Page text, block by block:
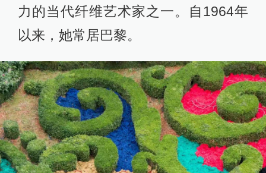
力的当代纤维艺术家之一。自1964年
以来，她常居巴黎。